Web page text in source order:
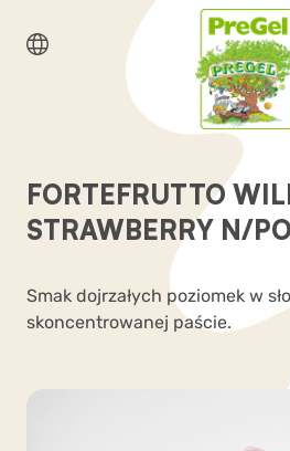
FORTEFRUTTO
STRAWBERRY N/
Smak dojrzałych poziomek w
skoncentrowanej paście.